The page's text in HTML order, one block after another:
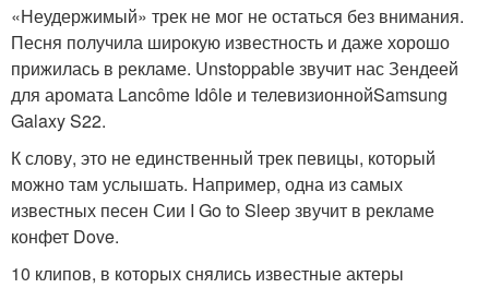
«Неудержимый» трек не мог не остаться без внимания.
Песня получила широкую известность и даже хорошо
прижилась в рекламе. Unstoppable звучит нас Зендеей
для аромата Lancôme Idôle и телевизионнойSamsung
Galaxy S22.
К слову, это не единственный трек певицы, который
можно там услышать. Например, одна из самых
известных песен Сии I Go to Sleep звучит в рекламе
конфет Dove.
10 клипов, в которых снялись известные актеры